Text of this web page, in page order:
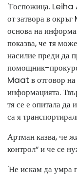
'Госпожица.
от затвора в
основа на
показва, че тя
насилие преди да
помощник-
Maat в отговор
информацията.
тя се е опитала да
са я
Артман казва, че
контрол“ и че се
'Не искам да умра